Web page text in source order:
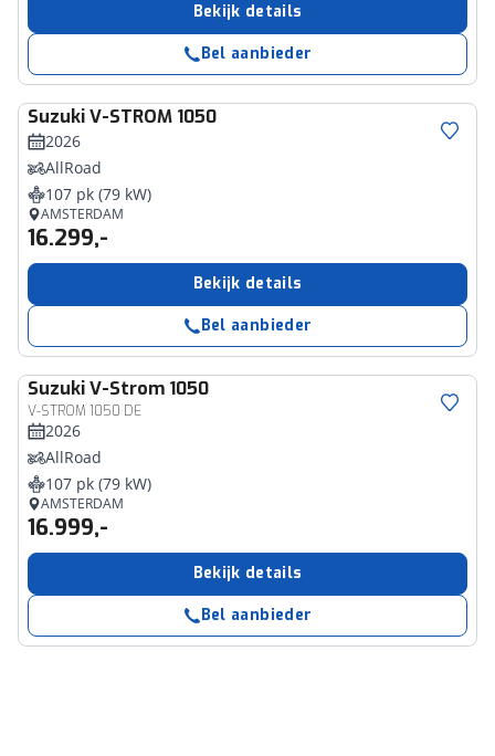
Bekijk details
Bel aanbieder
SuzukiV-STROM 1050
2026
AllRoad
107 pk (79 kW)
AMSTERDAM
16.299,-
Bekijk details
Bel aanbieder
SuzukiV-Strom 1050
V-STROM 1050 DE
2026
AllRoad
107 pk (79 kW)
AMSTERDAM
16.999,-
Bekijk details
Bel aanbieder